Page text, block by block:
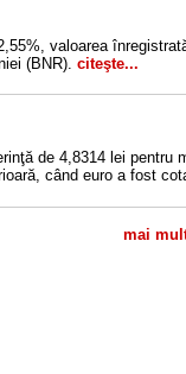
valoarea
(BNR). citeşte...
de 4,8314 lei pentru
când euro a fost
mai